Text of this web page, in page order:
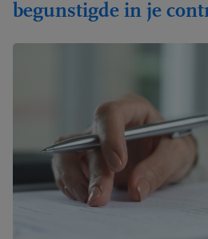
begunstigde in je